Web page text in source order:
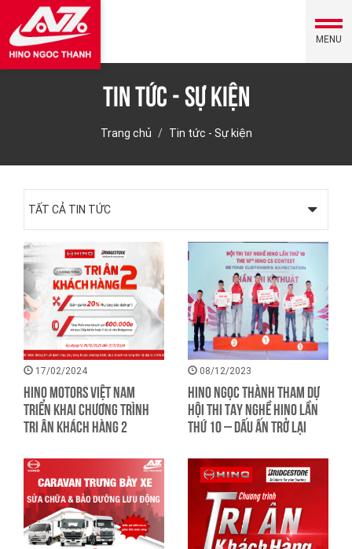
MENU
Tin tức - Sự kiện
Trang chủ Tin tức - Sự kiện
TẤT CẢ TIN TỨC
17/02/2024
HINO MOTORS VIỆT NAM
TRIỂN KHAI CHƯƠNG TRÌNH
TRI ÂN KHÁCH HÀNG 2
08/12/2023
HINO NGỌC THÀNH THAM DỰ
HỘI THI TAY NGHỀ HINO LẦN
THỨ 10 – DẤU ẤN TRỞ LẠI